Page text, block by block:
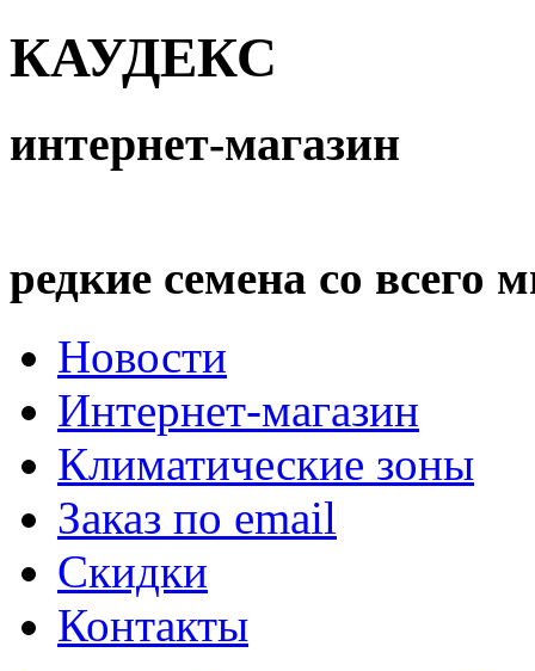
КАУДЕКС
интернет-магазин
редкие семена со всего
Новости
Интернет-магазин
Климатические зоны
Заказ по email
Скидки
Контакты